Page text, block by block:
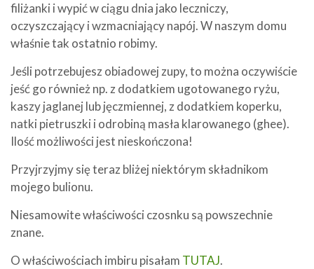
filiżanki i wypić w ciągu dnia jako leczniczy,
oczyszczający i wzmacniający napój. W naszym domu
właśnie tak ostatnio robimy.
Jeśli potrzebujesz obiadowej zupy, to można oczywiście
jeść go również np. z dodatkiem ugotowanego ryżu,
kaszy jaglanej lub jęczmiennej, z dodatkiem koperku,
natki pietruszki i odrobiną masła klarowanego (ghee).
Ilość możliwości jest nieskończona!
Przyjrzyjmy się teraz bliżej niektórym składnikom
mojego bulionu.
Niesamowite właściwości czosnku są powszechnie
znane.
O właściwościach imbiru pisałam TUTAJ.